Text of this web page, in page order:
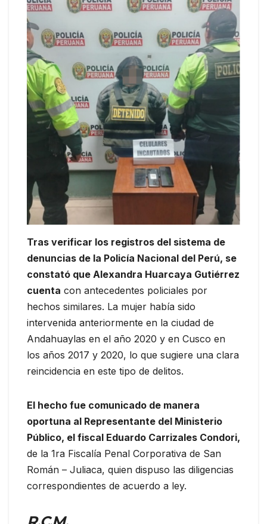
Tras verificar los registros del sistema de
denuncias de la Policía Nacional del Perú, se
constató que Alexandra Huarcaya Gutiérrez
cuenta con antecedentes policiales por
hechos similares. La mujer había sido
intervenida anteriormente en la ciudad de
Andahuaylas en el año 2020 y en Cusco en
los años 2017 y 2020, lo que sugiere una clara
reincidencia en este tipo de delitos.
El hecho fue comunicado de manera
oportuna al Representante del Ministerio
Público, el fiscal Eduardo Carrizales Condori,
de la 1ra Fiscalía Penal Corporativa de San
Román – Juliaca, quien dispuso las diligencias
correspondientes de acuerdo a ley.